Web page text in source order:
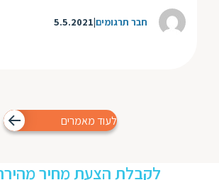
חבר תרגומים 5.5.2021
לעוד מאמרים
לקבלת הצעת מחיר